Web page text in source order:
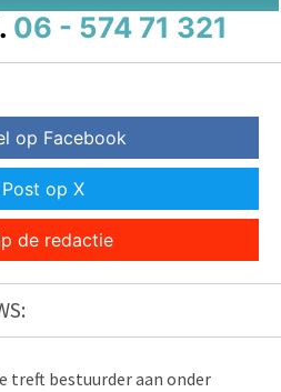
06 - 574 71 321
op Facebook
Post op X
de redactie
treft bestuurder aan onder